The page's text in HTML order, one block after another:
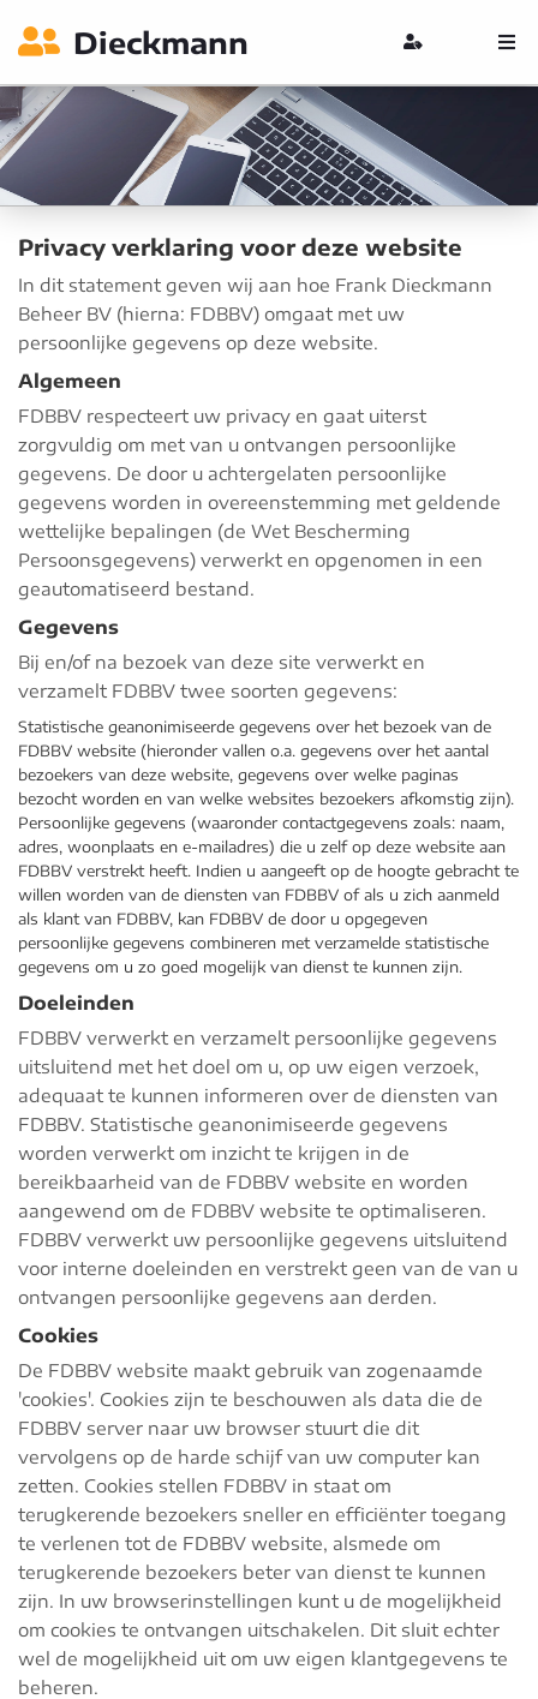
Dieckmann
Privacy verklaring voor deze website
In dit statement geven wij aan hoe Frank Dieckmann
Beheer BV (hierna: FDBBV) omgaat met uw
persoonlijke gegevens op deze website.
Algemeen
FDBBV respecteert uw privacy en gaat uiterst
zorgvuldig om met van u ontvangen persoonlijke
gegevens. De door u achtergelaten persoonlijke
gegevens worden in overeenstemming met geldende
wettelijke bepalingen (de Wet Bescherming
Persoonsgegevens) verwerkt en opgenomen in een
geautomatiseerd bestand.
Gegevens
Bij en/of na bezoek van deze site verwerkt en
verzamelt FDBBV twee soorten gegevens:
Statistische geanonimiseerde gegevens over het bezoek van de
FDBBV website (hieronder vallen o.a. gegevens over het aantal
bezoekers van deze website, gegevens over welke paginas
bezocht worden en van welke websites bezoekers afkomstig zijn).
Persoonlijke gegevens (waaronder contactgegevens zoals: naam,
adres, woonplaats en e-mailadres) die u zelf op deze website aan
FDBBV verstrekt heeft. Indien u aangeeft op de hoogte gebracht te
willen worden van de diensten van FDBBV of als u zich aanmeld
als klant van FDBBV, kan FDBBV de door u opgegeven
persoonlijke gegevens combineren met verzamelde statistische
gegevens om u zo goed mogelijk van dienst te kunnen zijn.
Doeleinden
FDBBV verwerkt en verzamelt persoonlijke gegevens
uitsluitend met het doel om u, op uw eigen verzoek,
adequaat te kunnen informeren over de diensten van
FDBBV. Statistische geanonimiseerde gegevens
worden verwerkt om inzicht te krijgen in de
bereikbaarheid van de FDBBV website en worden
aangewend om de FDBBV website te optimaliseren.
FDBBV verwerkt uw persoonlijke gegevens uitsluitend
voor interne doeleinden en verstrekt geen van de van u
ontvangen persoonlijke gegevens aan derden.
Cookies
De FDBBV website maakt gebruik van zogenaamde
'cookies'. Cookies zijn te beschouwen als data die de
FDBBV server naar uw browser stuurt die dit
vervolgens op de harde schijf van uw computer kan
zetten. Cookies stellen FDBBV in staat om
terugkerende bezoekers sneller en efficiënter toegang
te verlenen tot de FDBBV website, alsmede om
terugkerende bezoekers beter van dienst te kunnen
zijn. In uw browserinstellingen kunt u de mogelijkheid
om cookies te ontvangen uitschakelen. Dit sluit echter
wel de mogelijkheid uit om uw eigen klantgegevens te
beheren.